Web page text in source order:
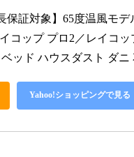
保証対象】65度温風モ
コップ プロ2／レイコ
ッド ハウスダスト ダニ
Yahoo!ショッピングで見る